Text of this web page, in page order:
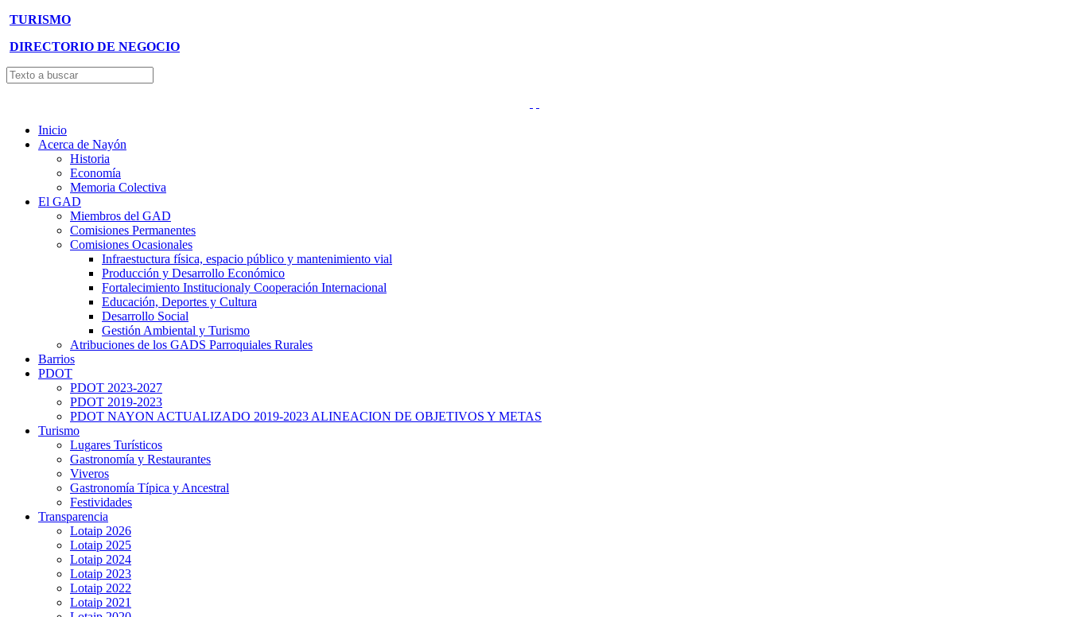
TURISMO
DIRECTORIO DE NEGOCIO
Inicio
Acerca de Nayón
Historia
Economía
Memoria Colectiva
El GAD
Miembros del GAD
Comisiones Permanentes
Comisiones Ocasionales
Infraestuctura física, espacio público y mantenimiento vial
Producción y Desarrollo Económico
Fortalecimiento Institucionaly Cooperación Internacional
Educación, Deportes y Cultura
Desarrollo Social
Gestión Ambiental y Turismo
Atribuciones de los GADS Parroquiales Rurales
Barrios
PDOT
PDOT 2023-2027
PDOT 2019-2023
PDOT NAYON ACTUALIZADO 2019-2023 ALINEACION DE OBJETIVOS Y METAS
Turismo
Lugares Turísticos
Gastronomía y Restaurantes
Viveros
Gastronomía Típica y Ancestral
Festividades
Transparencia
Lotaip 2026
Lotaip 2025
Lotaip 2024
Lotaip 2023
Lotaip 2022
Lotaip 2021